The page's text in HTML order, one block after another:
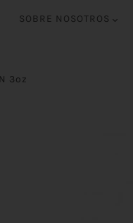
SOBRE NOSOTROS
3oz